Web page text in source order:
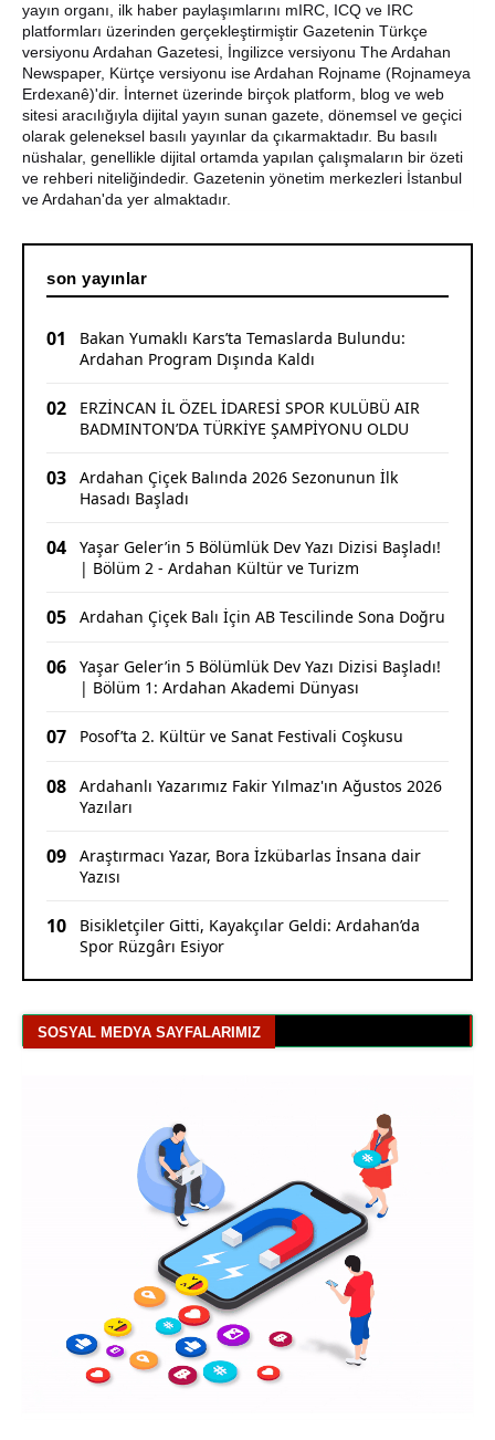
CHP Çıldır İl Genel Meclis Üyesi Gökhan Sözbir
Tutuklandı
yayın organı, ilk haber paylaşımlarını mIRC, ICQ ve IRC
platformları üzerinden gerçekleştirmiştir Gazetenin Türkçe
versiyonu Ardahan Gazetesi, İngilizce versiyonu The Ardahan
Newspaper, Kürtçe versiyonu ise Ardahan Rojname (Rojnameya
Erdexanê)'dir. İnternet üzerinde birçok platform, blog ve web
sitesi aracılığıyla dijital yayın sunan gazete, dönemsel ve geçici
olarak geleneksel basılı yayınlar da çıkarmaktadır. Bu basılı
nüshalar, genellikle dijital ortamda yapılan çalışmaların bir özeti
ve rehberi niteliğindedir. Gazetenin yönetim merkezleri İstanbul
ve Ardahan'da yer almaktadır.
son yayınlar
01
Bakan Yumaklı Kars’ta Temaslarda Bulundu:
Ardahan Program Dışında Kaldı
02
ERZİNCAN İL ÖZEL İDARESİ SPOR KULÜBÜ AIR
BADMINTON’DA TÜRKİYE ŞAMPİYONU OLDU
03
Ardahan Çiçek Balında 2026 Sezonunun İlk
Hasadı Başladı
04
Yaşar Geler’in 5 Bölümlük Dev Yazı Dizisi Başladı!
| Bölüm 2 - Ardahan Kültür ve Turizm
05 Ardahan Çiçek Balı İçin AB Tescilinde Sona Doğru
06
Yaşar Geler’in 5 Bölümlük Dev Yazı Dizisi Başladı!
| Bölüm 1: Ardahan Akademi Dünyası
07 Posof’ta 2. Kültür ve Sanat Festivali Coşkusu
08
Ardahanlı Yazarımız Fakir Yılmaz'ın Ağustos 2026
Yazıları
09
Araştırmacı Yazar, Bora İzkübarlas İnsana dair
Yazısı
10
Bisikletçiler Gitti, Kayakçılar Geldi: Ardahan’da
Spor Rüzgârı Esiyor
SOSYAL MEDYA SAYFALARIMIZ